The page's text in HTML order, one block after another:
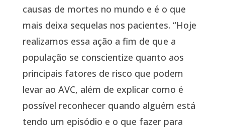
causas de mortes no mundo e é o que
mais deixa sequelas nos pacientes. “Hoje
realizamos essa ação a fim de que a
população se conscientize quanto aos
principais fatores de risco que podem
levar ao AVC, além de explicar como é
possível reconhecer quando alguém está
tendo um episódio e o que fazer para